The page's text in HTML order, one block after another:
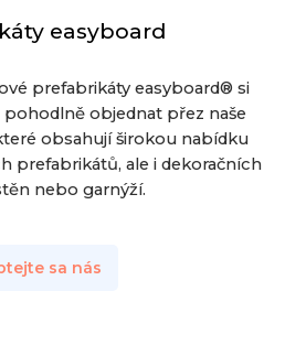
easyboard
prefabrikáty easyboard® si
objednat přez naše
obsahují širokou nabídku
prefabrikátů, ale i dekoračních
nebo garnýží.
sa nás